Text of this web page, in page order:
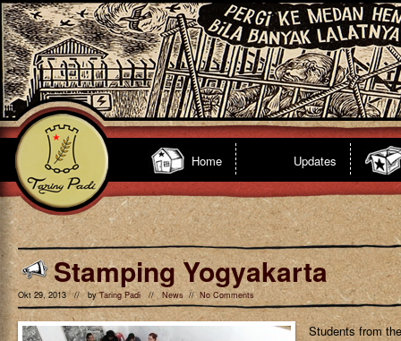
Home Updates
Stamping Yogyakarta
Okt 29, 2013 // byTaring Padi// News// No Comments
Students from